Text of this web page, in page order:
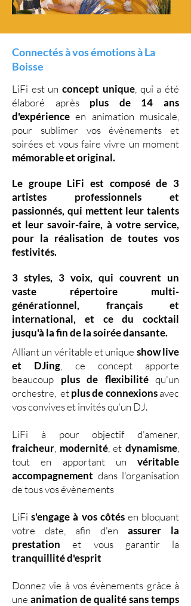
Connectés à vos émotions à La
Boisse
LiFi est unconcept unique, qui a été
élaboré après plus de 14 ans
d'expérience en animation musicale,
pour sublimer vos évènements et
soirées et vous faire vivre un moment
mémorable et original.
Le groupe LiFi est composé de 3
artistes professionnels et
passionnés, qui mettent leur talents
et leursavoir-faire, à votre service,
pour la réalisation de toutes vos
festivités.
3 styles, 3 voix, qui couvrent un
vaste répertoire multi-
générationnel,
français et
international, et ce du cocktail
jusqu'à la fin de la soirée dansante.
Alliant un véritable et unique show live
et DJing
ce concept apporte
beaucoup plus de flexibilitéqu'un
orchestre, etplus de connexionsavec
vos convives et invités qu'un DJ.
LiFi à pour objectif d'amener,
fraicheur modernité, etdynamisme
tout en apportant un véritable
accompagnement dans l'organisation
de tous vos évènements
LiFis'engage à vos côtésen bloquant
votre date, afin d'en assurer la
prestationet vous garantir la
tranquillité d'esprit
Donnez vie à vos évènements grâce à
une animation de qualité sans temps